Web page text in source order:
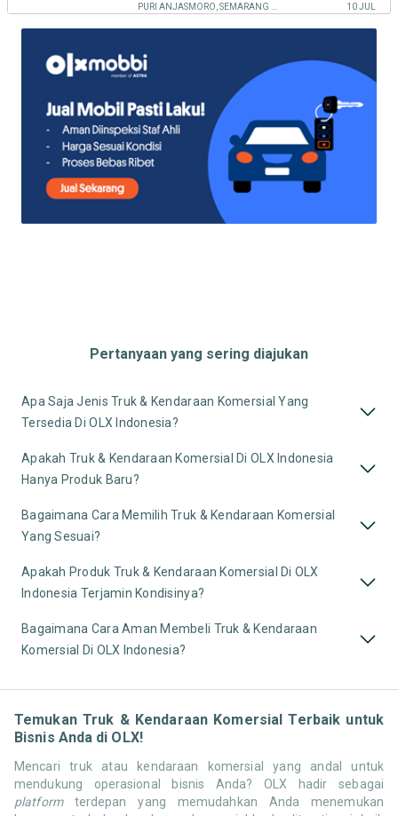
10 JUL
Pertanyaan yang sering diajukan
Apa Saja Jenis Truk & Kendaraan Komersial Yang
Tersedia Di OLX Indonesia?
Apakah Truk & Kendaraan Komersial Di OLX Indonesia
Hanya Produk Baru?
Bagaimana Cara Memilih Truk & Kendaraan Komersial
Yang Sesuai?
Apakah Produk Truk & Kendaraan Komersial Di OLX
Indonesia Terjamin Kondisinya?
Bagaimana Cara Aman Membeli Truk & Kendaraan
Komersial Di OLX Indonesia?
Temukan Truk & Kendaraan Komersial Terbaik untuk
Bisnis Anda di OLX!
Mencari truk atau kendaraan komersial yang andal untuk
mendukung operasional bisnis Anda? OLX hadir sebagai
platformterdepan yang memudahkan Anda menemukan